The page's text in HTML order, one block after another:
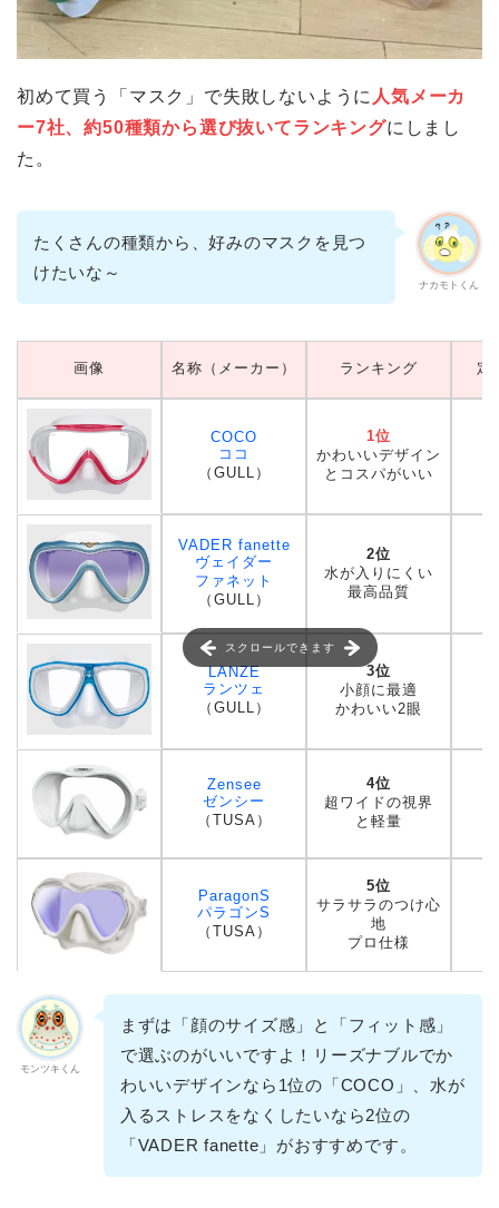
初めて買う「マスク」で失敗しないように 人気メーカ
ー7社、約50種類から選び抜いてランキングにしまし
た。
ナカモトくん
たくさんの種類から、好みのマスクを見つ
けたいな～
画像 名称（メーカー） ランキング 定
COCO
ココ
（GULL）
1位
かわいいデザイン
とコスパがいい
VADER fanette
ヴェイダー
ファネット
（GULL）
2位
水が入りにくい
最高品質
LANZE
ランツェ
（GULL）
3位
小顔に最適
かわいい2眼
Zensee
ゼンシー
（TUSA）
4位
超ワイドの視界
と軽量
ParagonS
パラゴンS
（TUSA）
5位
サラサラのつけ心
地
プロ仕様
スクロールできます
モンツキくん
まずは「顔のサイズ感」と「フィット感」
で選ぶのがいいですよ！リーズナブルでか
わいいデザインなら1位の「COCO」、水が
入るストレスをなくしたいなら2位の
「VADER fanette」がおすすめです。